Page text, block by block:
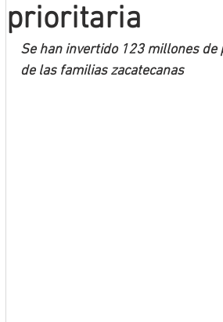
prioritaria
Se han invertido 123 millones
de las familias zacatecanas